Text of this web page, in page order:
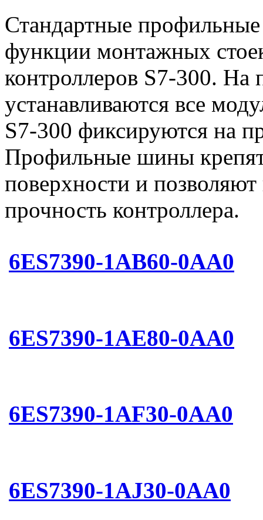
Стандартные
функции монтажных
контроллеров S7-300.
устанавливаются все
S7-300 фиксируются на
Профильные шины
поверхности и
прочность контроллера.
6ES7390-1AB60-0AA0
6ES7390-1AE80-0AA0
6ES7390-1AF30-0AA0
6ES7390-1AJ30-0AA0